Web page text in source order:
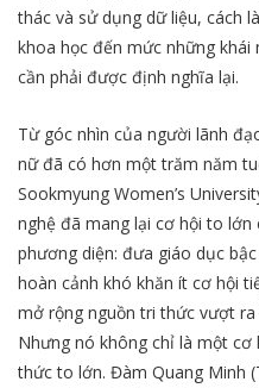
thác và sử dụng dữ liệu, cách
khoa học đến mức những khái
cần phải được định nghĩa lại.
Từ góc nhìn của người lãnh
nữ đã có hơn một trăm năm
Sookmyung Women’s
nghệ đã mang lại cơ hội to
phương diện: đưa giáo dục
hoàn cảnh khó khăn ít cơ hội
mở rộng nguồn tri thức vượt
Nhưng nó không chỉ là một
thức to lớn. Đàm Quang Minh